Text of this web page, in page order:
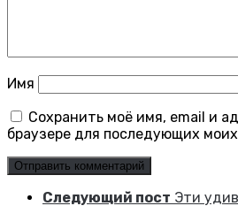
Имя
Сохранить моё имя, email и
браузере для последующих
Следующий пост Эти